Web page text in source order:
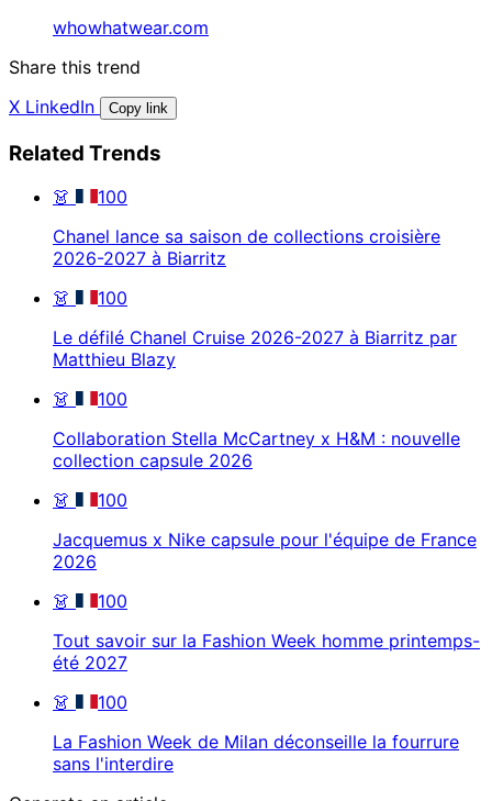
whowhatwear.com
Share this trend
X LinkedIn Copy link
Related Trends
👗
100
Chanel lance sa saison de collections croisière
2026-2027 à Biarritz
👗
100
Le défilé Chanel Cruise 2026-2027 à Biarritz par
Matthieu Blazy
👗
100
Collaboration Stella McCartney x H&M : nouvelle
collection capsule 2026
👗
100
Jacquemus x Nike capsule pour l'équipe de France
2026
👗
100
Tout savoir sur la Fashion Week homme printemps-
été 2027
👗
100
La Fashion Week de Milan déconseille la fourrure
sans l'interdire